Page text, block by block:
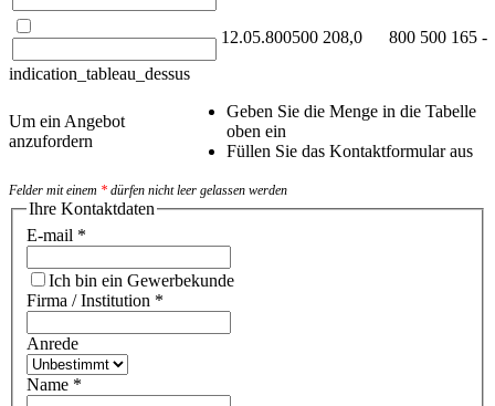
12.05.800500 208,0 800 500 165 -
indication_tableau_dessus
Um ein Angebot
anzufordern
Geben Sie die Menge in die Tabelle
oben ein
Füllen Sie das Kontaktformular aus
Felder mit einem * dürfen nicht leer gelassen werden
Ihre Kontaktdaten
E-mail *
Ich bin ein Gewerbekunde
Firma / Institution *
Anrede
Name *